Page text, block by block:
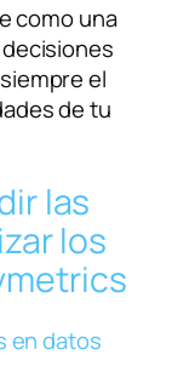
como una
el
de tu
las
los
en datos